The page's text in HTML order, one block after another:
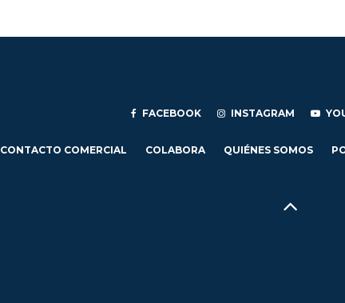
FACEBOOK INSTAGRAM
CONTACTO COMERCIAL COLABORA QUIÉNES SOMOS